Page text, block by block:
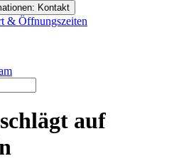
Kontakt
& Öffnungszeiten
auf